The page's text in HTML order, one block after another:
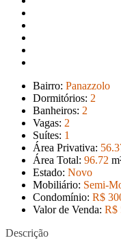
Bairro: Panazzolo
Dormitórios: 2
Banheiros: 2
Vagas: 2
Suítes: 1
Área Privativa: 56
Área Total: 96.72
Estado: Novo
Mobiliário: Semi-
Condomínio: R$
Valor de Venda: R$
Descrição